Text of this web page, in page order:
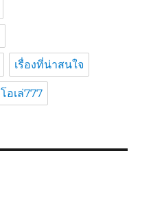
เรื่องที่น่าสนใจ
โอเล่777